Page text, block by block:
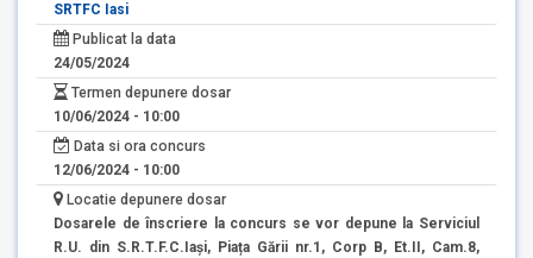
SRTFC Iasi
Publicat la data
24/05/2024
Termen depunere dosar
10/06/2024 - 10:00
Data si ora concurs
12/06/2024 - 10:00
Locatie depunere dosar
Dosarele de înscriere la concurs se vor depune la Serviciul
R.U. din S.R.T.F.C.Iași, Piața Gării nr.1, Corp B, Et.II, Cam.8,